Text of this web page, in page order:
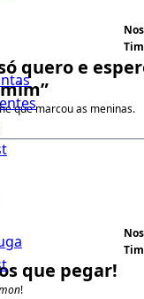
quero e
que marcou as meninas.
que pegar!
!